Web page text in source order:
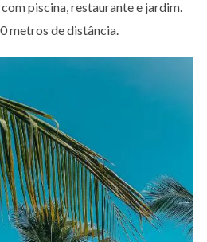
piscina, restaurante e jardim.
metros de distância.